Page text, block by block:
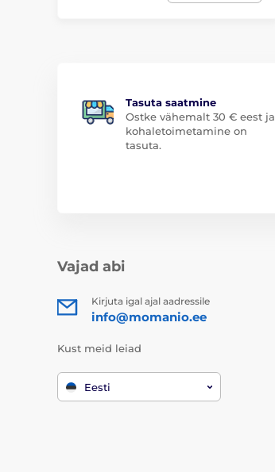
Tasuta saatmine
Ostke vähemalt 30 € eest ja
kohaletoimetamine on
tasuta.
Vajad abi
Kirjuta igal ajal aadressile
info@momanio.ee
Kust meid leiad
Eesti